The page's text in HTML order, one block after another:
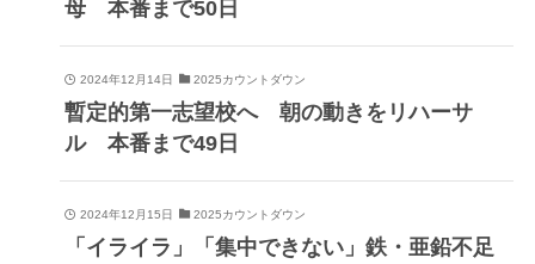
母 本番まで50日
2024年12月14日 2025カウントダウン
暫定的第一志望校へ 朝の動きをリハーサ
ル 本番まで49日
2024年12月15日 2025カウントダウン
「イライラ」「集中できない」鉄・亜鉛不足